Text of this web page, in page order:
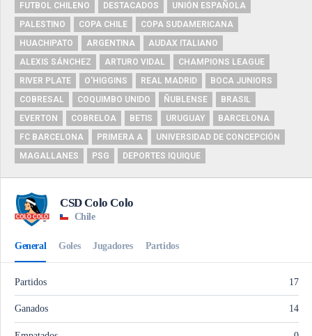
FUTBOL CHILENO
DESTACADOS
UNIÓN ESPAÑOLA
PALESTINO
COPA CHILE
COPA SUDAMERICANA
HUACHIPATO
ARGENTINA
AUDAX ITALIANO
ALEXIS SÁNCHEZ
ARTURO VIDAL
CHAMPIONS LEAGUE
RIVER PLATE
O'HIGGINS REAL MADRID
BOCA JUNIORS
COBRESAL
COQUIMBO UNIDO ÑUBLENSE
BRASIL
EVERTON
COBRELOA BETIS URUGUAY
BARCELONA
FC BARCELONA
PRIMERA A
UNIVERSIDAD DE CONCEPCIÓN
MAGALLANES
PSG DEPORTES IQUIQUE